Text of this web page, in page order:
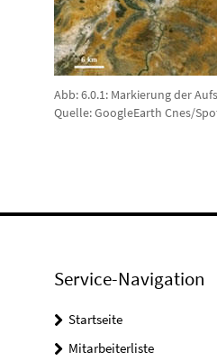
Abb: 6.0.1: Markierung der
Quelle: GoogleEarth Cnes/
Service-Navigation
Startseite
Mitarbeiterliste